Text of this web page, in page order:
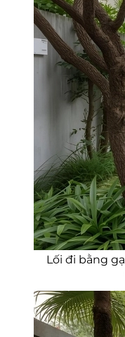
Lối đi bằng